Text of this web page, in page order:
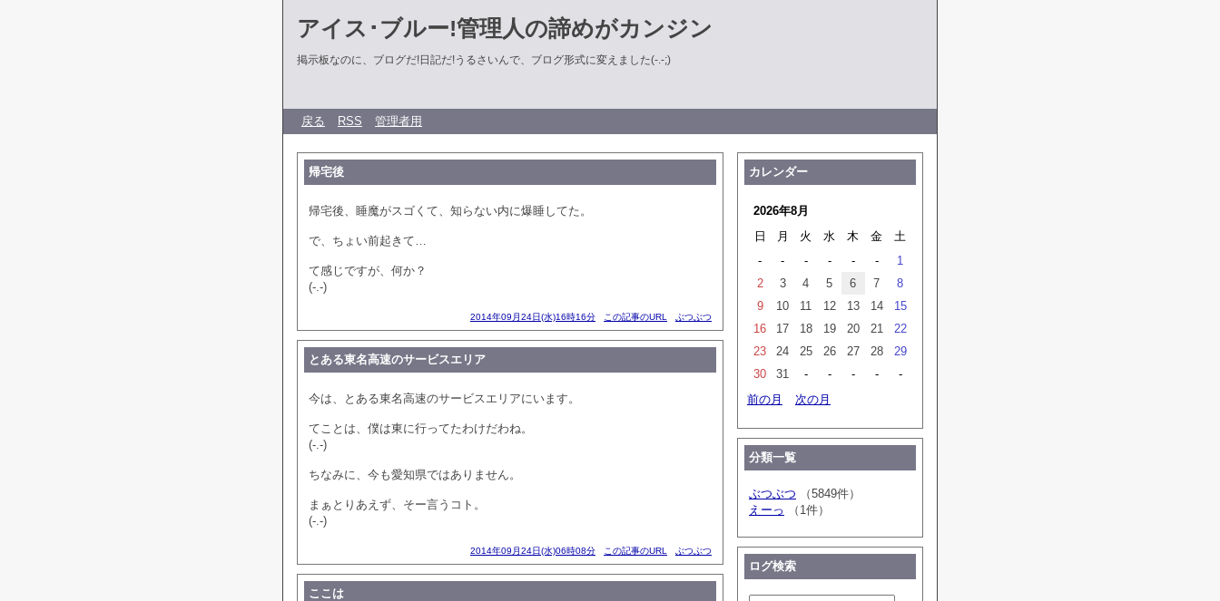
アイス･ブルー!管理人の諦めがカンジン
掲示板なのに、ブログだ!日記だ!うるさいんで、ブログ形式に変えました(-.-;)
戻る RSS 管理者用
帰宅後
帰宅後、睡魔がスゴくて、知らない内に爆睡してた。
で、ちょい前起きて…
て感じですが、何か？
(-.-)
2014年09月24日(水)16時16分 この記事のURL ぶつぶつ
とある東名高速のサービスエリア
今は、とある東名高速のサービスエリアにいます。
てことは、僕は東に行ってたわけだわね。
(-.-)
ちなみに、今も愛知県ではありません。
まぁとりあえず、そー言うコト。
(-.-)
2014年09月24日(水)06時08分 この記事のURL ぶつぶつ
ここは
カレンダー
2026年8月
日
月 火 水 木 金
土
-
- - - - -
1
2
3 4 5 6 7
8
9
10 11 12 13 14
15
16
17 18 19 20 21
22
23
24 25 26 27 28
29
30
31 - - - -
-
前の月
次の月
分類一覧
ぶつぶつ （5849件）
えーっ
（1件）
ログ検索